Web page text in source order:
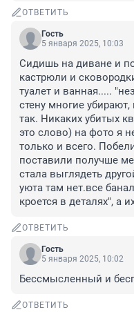
ОТВЕТИТЬ
Гость
5 января 2025, 10:03
Сидишь на диване и
кастрюли и
туалет и ванная.....
стену многие
так. Никаких убитых
это слово) на фото я
только и всего.
поставили получше
стала выглядеть
уюта там нет.все
кроется в деталях", а
ОТВЕТИТЬ
Гость
5 января 2025, 10:02
Бессмысленный и
ОТВЕТИТЬ